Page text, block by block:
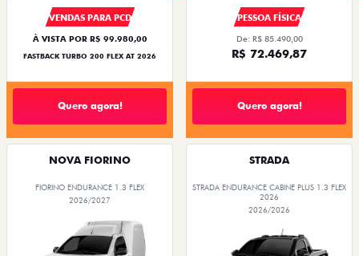
VENDAS PARA PCD
À VISTA POR R$ 99.980,00
FASTBACK TURBO 200 FLEX AT 2026
Quero agora!
PESSOA FÍSICA
De: R$ 85.490,00
R$ 72.469,87
Quero agora!
NOVA FIORINO
FIORINO ENDURANCE 1.3 FLEX
2026/2027
STRADA
STRADA ENDURANCE CABINE PLUS 1.3 FLEX
2026
2026/2026